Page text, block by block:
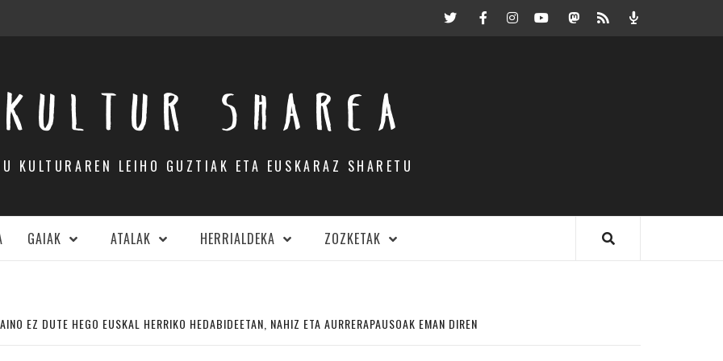
TwitterFacebookInstagramYoutubeMastodon.eus
RSS Podcast
KULTUR SHAREA
KULTURAREN LEIHO GUZTIAK ETA EUSKARAZ SHARETU
GAIAK ATALAK HERRIALDEKA ZOZKETAK
EZ DUTE HEGO EUSKAL HERRIKO HEDABIDEETAN, NAHIZ ETA AURRERAPAUSOAK EMAN DIREN